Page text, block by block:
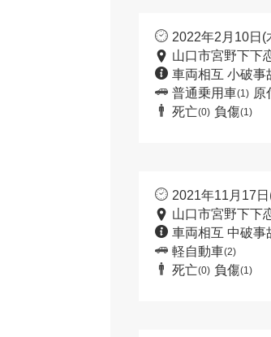
2022年2月10日(
山口市宮野下下
車両相互 小破事
普通乗用車(1) 原
死亡(0) 負傷(1)
2021年11月17
山口市宮野下下
車両相互 中破事
軽自動車(2)
死亡(0) 負傷(1)